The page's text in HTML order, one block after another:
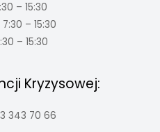
– 15:30
– 15:30
– 15:30
Kryzysowej:
343 70 66